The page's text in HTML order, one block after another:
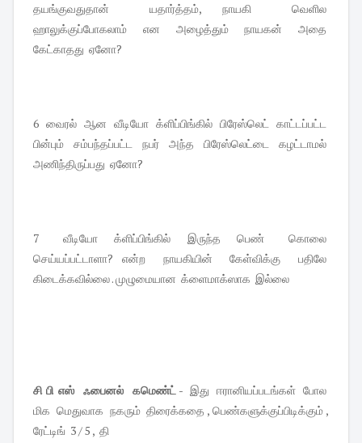
தயங்குவதுதான் யதார்த்தம், நாயகி வெளில
ஹாலுக்குப்போகலாம் என அழைத்தும் நாயகன் அதை
கேட்காதது ஏனோ?
6 வைரல் ஆன வீடியோ க்ளிப்பிங்கில் பிரேஸ்லெட் காட்டப்பட்ட
பின்பும் சம்பந்தப்பட்ட நபர் அந்த பிரேஸ்லெட்டை கழட்டாமல்
அணிந்திருப்பது ஏனோ?
7 வீடியோ க்ளிப்பிங்கில் இருந்த பெண் கொலை
செய்யப்பட்டாளா? என்ற நாயகியின் கேள்விக்கு பதிலே
கிடைக்கவில்லை . முழுமையான க்ளைமாக்ஸாக இல்லை
சி பி எஸ் ஃபைனல் கமெண்ட் - இது ஈரானியப்படங்கள் போல
மிக மெதுவாக நகரும் திரைக்கதை , பெண்களுக்குப்பிடிக்கும் ,
ரேட்டிங் 3 / 5 , தி